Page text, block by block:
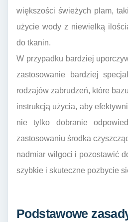
większości świeżych plam,
użycie wody z niewielką
do tkanin.
W przypadku bardziej
zastosowanie bardziej
rodzajów zabrudzeń, które
instrukcją użycia, aby
nie tylko dobranie
zastosowaniu środka
nadmiar wilgoci i pozostawić
szybkie i skuteczne pozbycie
Podstawowe